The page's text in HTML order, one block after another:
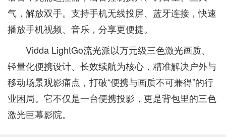
气，解放双手。支持手机无线投屏、蓝牙连接，快速
播放手机视频、音乐，分享更便捷。
Vidda LightGo流光派以万元级三色激光画质、
轻量化便携设计、长效续航为核心，精准解决户外与
移动场景观影痛点，打破“便携与画质不可兼得”的行
业困局。它不仅是一台便携投影，更是背包里的三色
激光巨幕影院。